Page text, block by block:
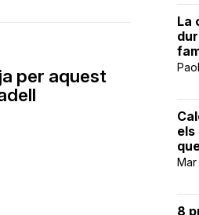
per aquest
La
8